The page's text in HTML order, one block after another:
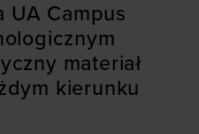
UA Campus
materiał
kierunku